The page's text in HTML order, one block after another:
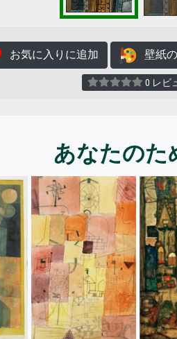
お気に入りに追加 壁紙の
0 レビ
あなたのた